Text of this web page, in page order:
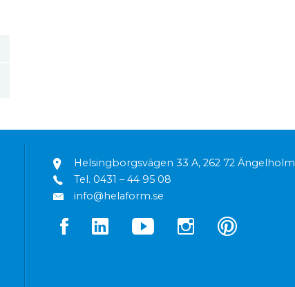
Helsingborgsvägen 33 A, 262 72 Ängelholm
Tel. 0431 – 44 95 08
info@helaform.se